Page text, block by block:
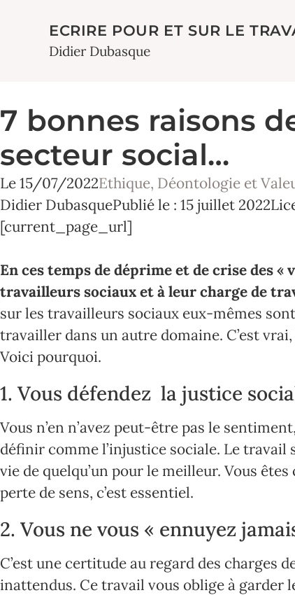
ECRIRE POUR ET SUR LE
Didier Dubasque
7 bonnes raisons
secteur social…
Le15/07/2022Ethique, Déontologie et
Didier DubasquePublié le : 15 juillet 2022
[current_page_url]
En ces temps de déprime et de crise des
travailleurs sociaux et à leur charge de
sur les travailleurs sociaux eux-mêmes
travailler dans un autre domaine. C’est
Voici pourquoi.
1. Vous défendez la justice
Vous n’en n’avez peut-être pas le
définir comme l’injustice sociale. Le travail
vie de quelqu’un pour le meilleur. Vous
perte de sens, c’est essentiel.
2. Vous ne vous « ennuyez
C’est une certitude au regard des charges
inattendus. Ce travail vous oblige à garder